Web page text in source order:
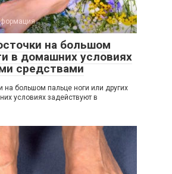
3
на большом
в домашних условиях
средствами
на большом пальце ноги или других
условиях задействуют в